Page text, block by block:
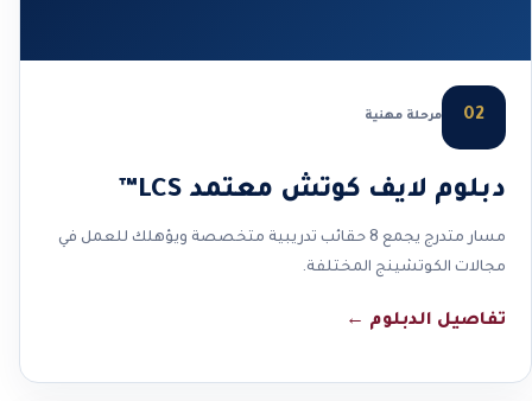
02 مرحلة مهنية
دبلوم لايف كوتش معتمد LCS™
مسار متدرج يجمع 8 حقائب تدريبية متخصصة ويؤهلك للعمل في
مجالات الكوتشينج المختلفة.
تفاصيل الدبلوم ←